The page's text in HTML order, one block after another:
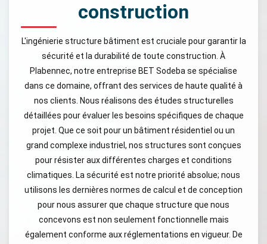
construction
L'ingénierie structure bâtiment est cruciale pour garantir la
sécurité et la durabilité de toute construction. À
Plabennec, notre entreprise BET Sodeba se spécialise
dans ce domaine, offrant des services de haute qualité à
nos clients. Nous réalisons des études structurelles
détaillées pour évaluer les besoins spécifiques de chaque
projet. Que ce soit pour un bâtiment résidentiel ou un
grand complexe industriel, nos structures sont conçues
pour résister aux différentes charges et conditions
climatiques. La sécurité est notre priorité absolue; nous
utilisons les dernières normes de calcul et de conception
pour nous assurer que chaque structure que nous
concevons est non seulement fonctionnelle mais
également conforme aux réglementations en vigueur. De